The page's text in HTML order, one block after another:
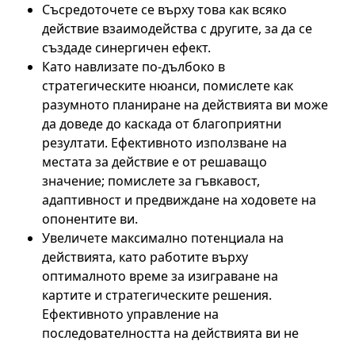
Съсредоточете се върху това как всяко
действие взаимодейства с другите, за да се
създаде синергичен ефект.
Като навлизате по-дълбоко в
стратегическите нюанси, помислете как
разумното планиране на действията ви може
да доведе до каскада от благоприятни
резултати. Ефективното използване на
местата за действие е от решаващо
значение; помислете за гъвкавост,
адаптивност и предвиждане на ходовете на
опонентите ви.
Увеличете максимално потенциала на
действията, като работите върху
оптималното време за изиграване на
картите и стратегическите решения.
Ефективното управление на
последователността на действията ви не